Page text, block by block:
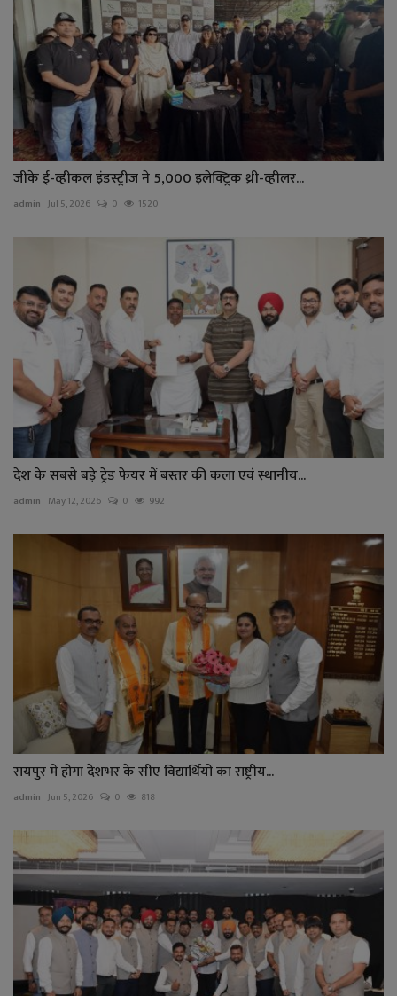
जीके ई-व्हीकल इंडस्ट्रीज ने 5,000 इलेक्ट्रिक थ्री-व्हीलर...
admin Jul 5, 2026 0 1520
देश के सबसे बड़े ट्रेड फेयर में बस्तर की कला एवं स्थानीय...
admin May 12, 2026 0 992
रायपुर में होगा देशभर के सीए विद्यार्थियों का राष्ट्रीय...
admin Jun 5, 2026 0 818